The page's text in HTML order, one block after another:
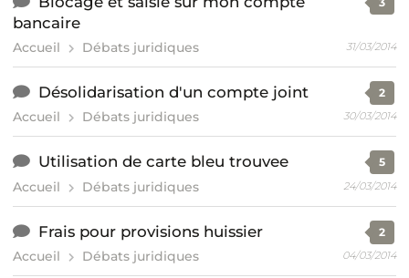
bancaire
Accueil Débats juridiques 31/03/2014
Désolidarisation d'un compte joint
Accueil Débats juridiques
2
30/03/2014
Utilisation de carte bleu trouvee
Accueil Débats juridiques
5
24/03/2014
Frais pour provisions huissier
Accueil Débats juridiques
2
04/03/2014